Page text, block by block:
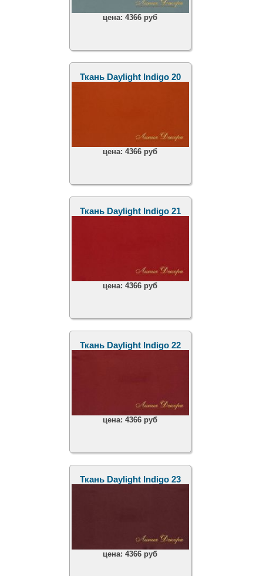
цена:4366 руб
Ткань Daylight Indigo 20
цена:4366 руб
Ткань Daylight Indigo 21
цена:4366 руб
Ткань Daylight Indigo 22
цена:4366 руб
Ткань Daylight Indigo 23
цена:4366 руб